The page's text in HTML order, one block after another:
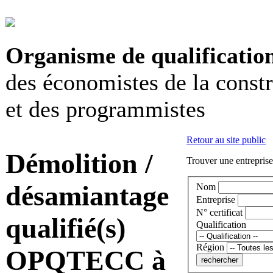
Organisme de
des économistes de la
et des programmistes
Démolition /
désamiantage
qualifié(s)
OPQTECC à
Retour au site public
Trouver une
Nom
Entreprise
N° certificat
Qualification
Région